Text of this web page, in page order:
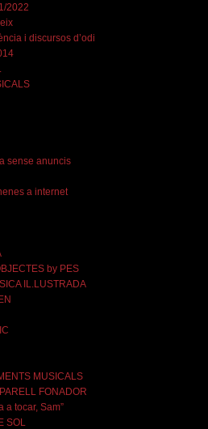
2022
i discursos d’odi
sense anuncis
a internet
by PES
IL.LUSTRADA
MUSICALS
FONADOR
a tocar, Sam”
SOL